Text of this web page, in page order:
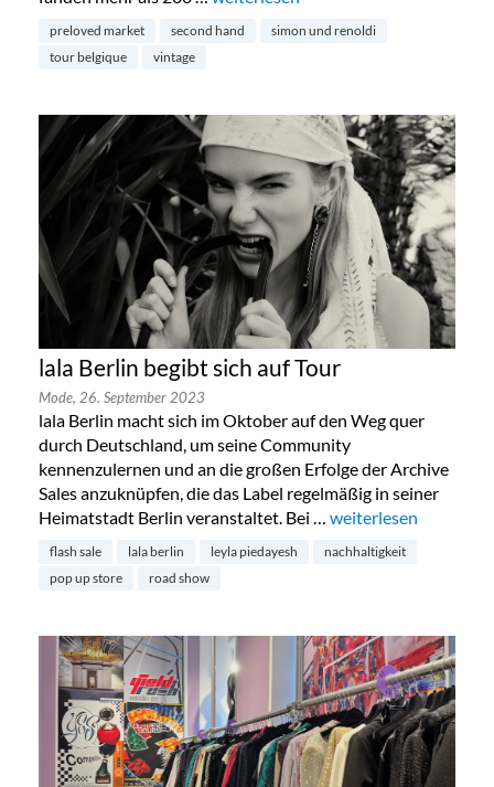
preloved market second hand
simon und renoldi
tour belgique
vintage
lala Berlin begibt sich auf Tour
Mode, 26. September 2023
lala Berlin macht sich im Oktober auf den Weg quer
durch Deutschland, um seine Community
kennenzulernen und an die großen Erfolge der Archive
Sales anzuknüpfen, die das Label regelmäßig in seiner
Heimatstadt Berlin veranstaltet. Bei … „lala Berlin begibt
weiterlesen
flash sale lala berlin leyla piedayesh
nachhaltigkeit
pop up store
road show